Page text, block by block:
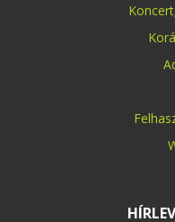
Koncert